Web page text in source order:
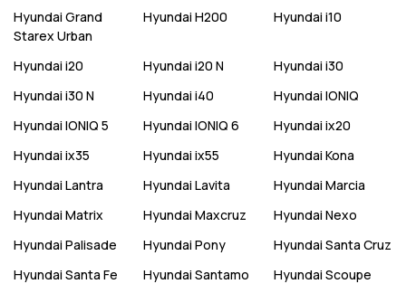
Hyundai Grand
Starex Urban
Hyundai H200 Hyundai i10
Hyundai i20 Hyundai i20 N Hyundai i30
Hyundai i30 N Hyundai i40 Hyundai IONIQ
Hyundai IONIQ 5 Hyundai IONIQ 6 Hyundai ix20
Hyundai ix35 Hyundai ix55 Hyundai Kona
Hyundai Lantra Hyundai Lavita Hyundai Marcia
Hyundai Matrix Hyundai Maxcruz Hyundai Nexo
Hyundai Palisade Hyundai Pony Hyundai Santa Cruz
Hyundai Santa Fe Hyundai Santamo Hyundai Scoupe